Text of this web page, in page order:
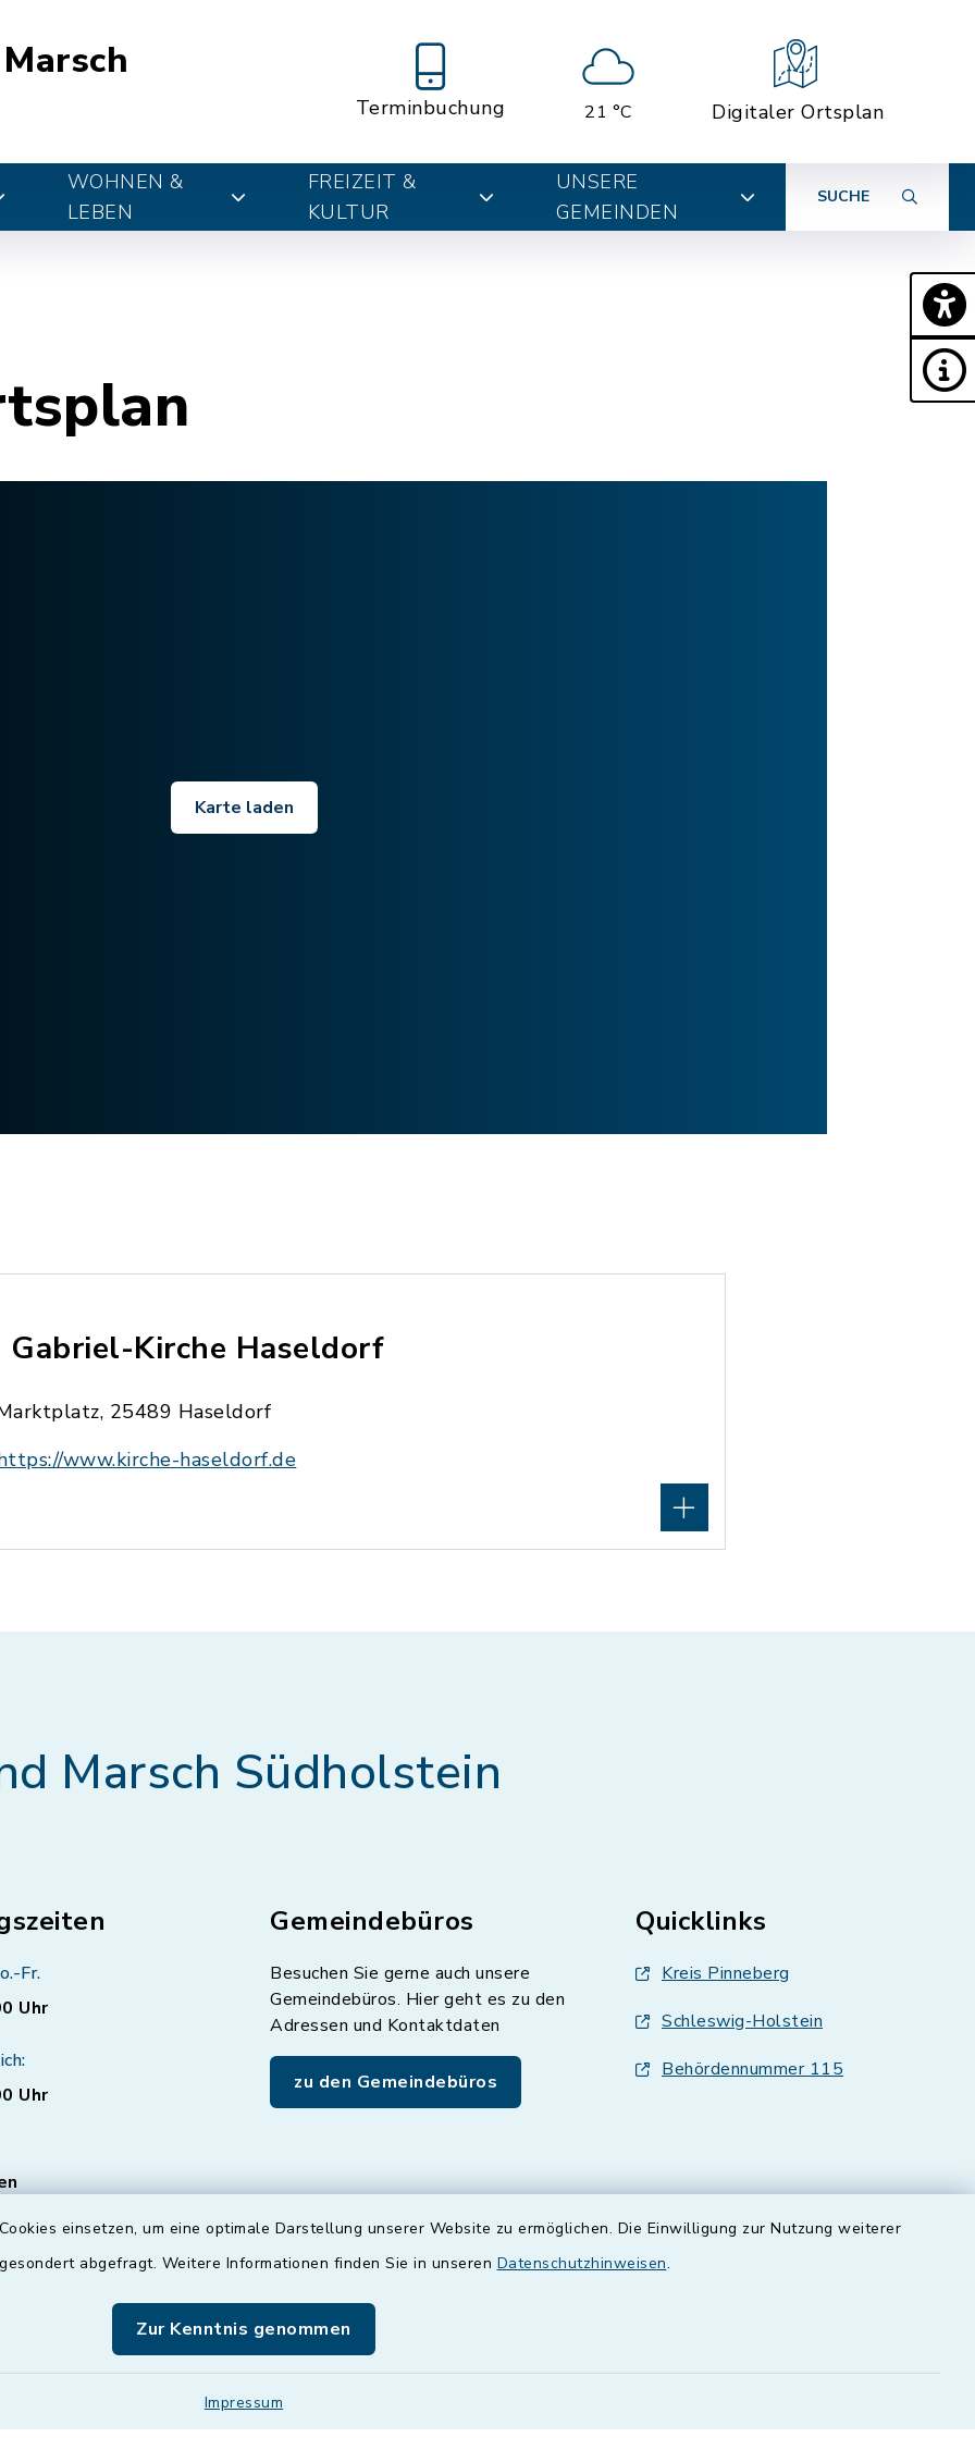
einsetzen, um eine optimale Darstellung unserer Website zu ermöglichen. Die Einwilligung zur Nutzung weiterer
abgefragt. Weitere Informationen finden Sie in unseren Datenschutzhinweisen.
Zur Kenntnis genommen
Impressum
Terminbuchung 21 °C Digitaler Ortsplan
WOHNEN &
LEBEN
FREIZEIT &
KULTUR
UNSERE
GEMEINDEN
SUCHE
Karte laden
Gabriel-Kirche Haseldorf
25489 Haseldorf
www.kirche-haseldorf.de
Marsch Südholstein
Fr.
Uhr
Uhr
für den Bereich
nur mit
Terminvereinbarung
Sie auch gerne
mit uns
Gemeindebüros
Besuchen Sie gerne auch unsere
Gemeindebüros. Hier geht es zu den
Adressen und Kontaktdaten
zu den Gemeindebüros
Quicklinks
Kreis Pinneberg
Schleswig-Holstein
Behördennummer 115